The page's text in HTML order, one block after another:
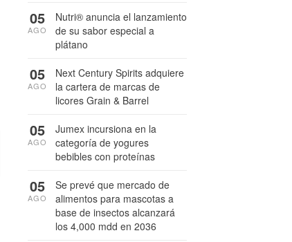
Nutri® anuncia el lanzamiento
de su sabor especial a
plátano
05
AGO
Next Century Spirits adquiere
la cartera de marcas de
licores Grain & Barrel
05
AGO
Jumex incursiona en la
categoría de yogures
bebibles con proteínas
05
AGO
Se prevé que mercado de
alimentos para mascotas a
base de insectos alcanzará
los 4,000 mdd en 2036
05
AGO